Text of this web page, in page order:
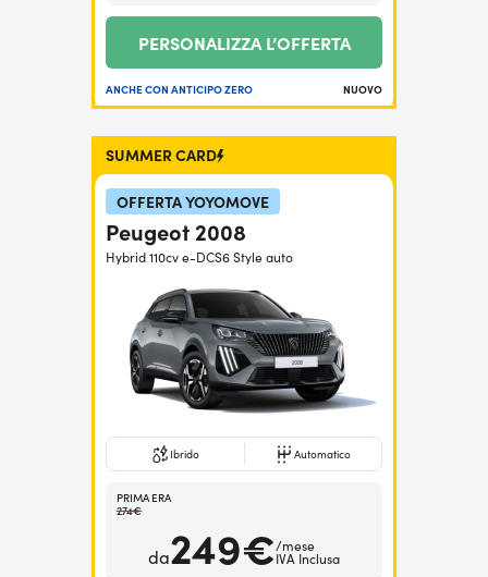
PERSONALIZZA L’OFFERTA
ANCHE CON ANTICIPO ZERO NUOVO
SUMMER CARD
OFFERTA YOYOMOVE
Peugeot 2008
Hybrid 110cv e-DCS6 Style auto
Ibrido Automatico
PRIMA ERA
274€
da249€/mese
IVA Inclusa